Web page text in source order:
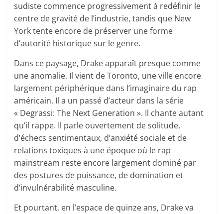
sudiste commence progressivement à redéfinir le
centre de gravité de l’industrie, tandis que New
York tente encore de préserver une forme
d’autorité historique sur le genre.
Dans ce paysage, Drake apparaît presque comme
une anomalie. Il vient de Toronto, une ville encore
largement périphérique dans l’imaginaire du rap
américain. Il a un passé d’acteur dans la série
« Degrassi: The Next Generation ». Il chante autant
qu’il rappe. Il parle ouvertement de solitude,
d’échecs sentimentaux, d’anxiété sociale et de
relations toxiques à une époque où le rap
mainstream reste encore largement dominé par
des postures de puissance, de domination et
d’invulnérabilité masculine.
Et pourtant, en l’espace de quinze ans, Drake va